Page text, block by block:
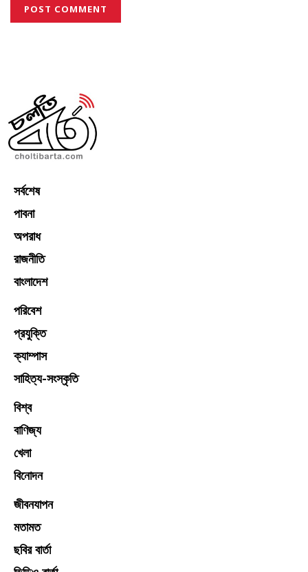
সর্বশেষ
পাবনা
অপরাধ
রাজনীতি
বাংলাদেশ
পরিবেশ
প্রযুক্তি
ক্যাম্পাস
সাহিত্য-সংস্কৃতি
বিশ্ব
বাণিজ্য
খেলা
বিনোদন
জীবনযাপন
মতামত
ছবির বার্তা